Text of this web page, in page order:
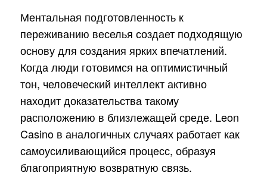
Ментальная подготовленность к
переживанию веселья создает подходящую
основу для создания ярких впечатлений.
Когда люди готовимся на оптимистичный
тон, человеческий интеллект активно
находит доказательства такому
расположению в близлежащей среде. Leon
Casino в аналогичных случаях работает как
самоусиливающийся процесс, образуя
благоприятную возвратную связь.